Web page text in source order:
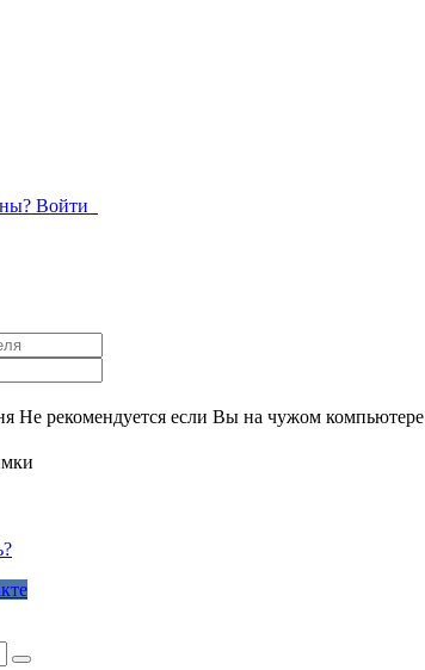
Войти
Не рекомендуется если Вы на чужом компьютере